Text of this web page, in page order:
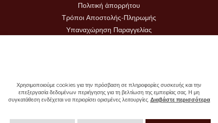
Πολιτική ἀπορρήτου
Τρόποι Αποστολής-Πληρωμής
Υπαναχώρηση Παραγγελίας
Χρησιμοποιούμε cookies για την πρόσβαση σε πληροφορίες συσκευής και την
επεξεργασία δεδομένων περιήγησης για τη βελτίωση της εμπειρίας σας. Η μη
συγκατάθεση ενδέχεται να περιορίσει ορισμένες λειτουργίες. Διαβάστε περισσότερα